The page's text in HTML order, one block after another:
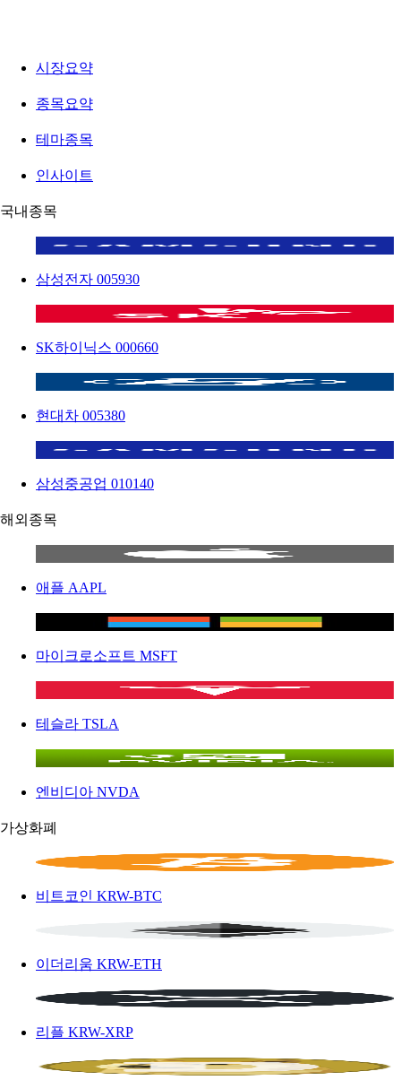
시장요약
종목요약
테마종목
인사이트
국내종목
삼성전자 005930
SK하이닉스 000660
현대차 005380
삼성중공업 010140
해외종목
애플 AAPL
마이크로소프트 MSFT
테슬라 TSLA
엔비디아 NVDA
가상화폐
비트코인 KRW-BTC
이더리움 KRW-ETH
리플 KRW-XRP